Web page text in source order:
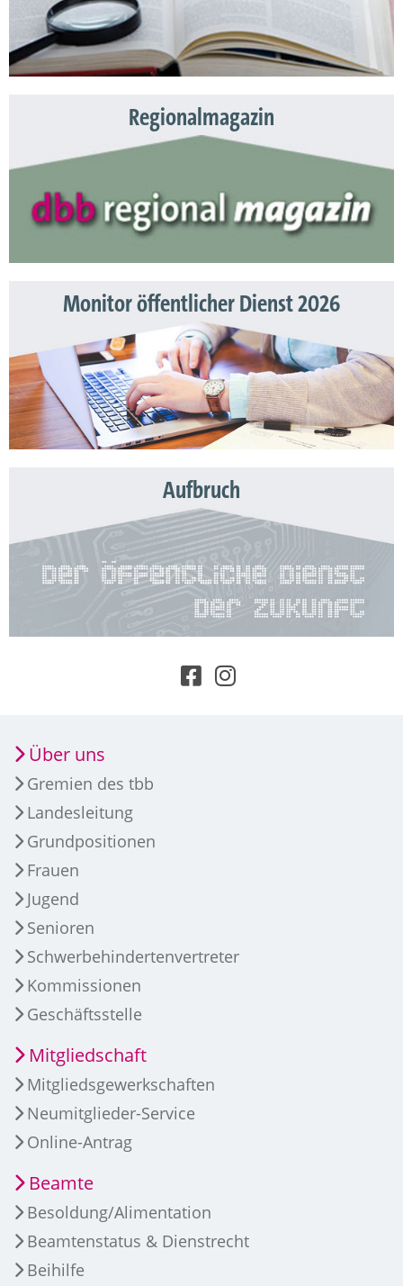
Regionalmagazin
Monitor öffentlicher Dienst 2026
Aufbruch
Über uns
Gremien des tbb
Landesleitung
Grundpositionen
Frauen
Jugend
Senioren
Schwerbehindertenvertreter
Kommissionen
Geschäftsstelle
Mitgliedschaft
Mitgliedsgewerkschaften
Neumitglieder-Service
Online-Antrag
Beamte
Besoldung/Alimentation
Beamtenstatus & Dienstrecht
Beihilfe